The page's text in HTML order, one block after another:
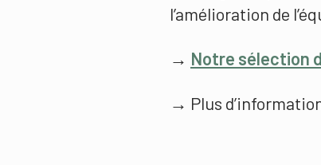
l’amélioration de
→ Notre sélection
→ Plus